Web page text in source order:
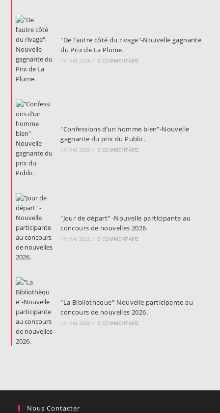
"De l’autre côté du rivage"-Nouvelle gagnante
du Prix de La Plume.
14 MAI 2026 / 0 COMMENTAIRE
"Confessions d’un homme bien"-Nouvelle
gagnante du prix du Public.
14 MAI 2026 / 0 COMMENTAIRE
"Jour de départ" -Nouvelle participante au
concours de nouvelles 2026.
14 MAI 2026 / 0 COMMENTAIRE
"La Bibliothèque"-Nouvelle participante au
concours de nouvelles 2026.
14 MAI 2026 / 0 COMMENTAIRE
Nous Contacter